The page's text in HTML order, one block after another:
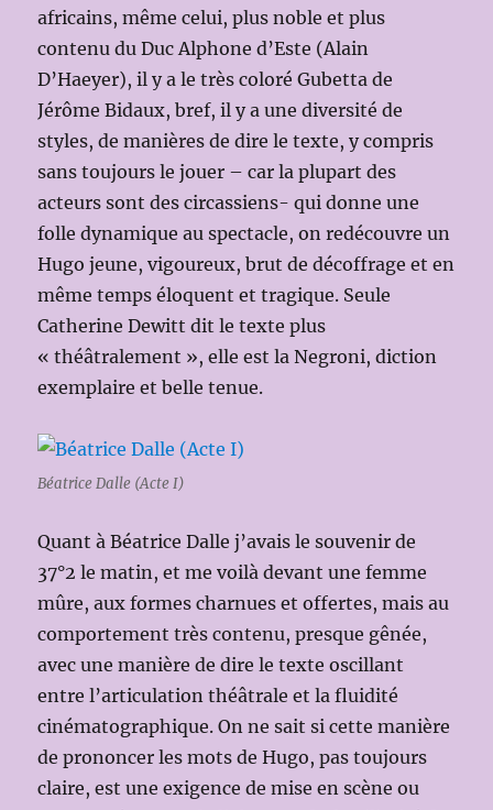
africains, même celui, plus noble et plus
contenu du Duc Alphone d’Este (Alain
D’Haeyer), il y a le très coloré Gubetta de
Jérôme Bidaux, bref, il y a une diversité de
styles, de manières de dire le texte, y compris
sans toujours le jouer – car la plupart des
acteurs sont des circassiens- qui donne une
folle dynamique au spectacle, on redécouvre un
Hugo jeune, vigoureux, brut de décoffrage et en
même temps éloquent et tragique. Seule
Catherine Dewitt dit le texte plus
« théâtralement », elle est la Negroni, diction
exemplaire et belle tenue.
Béatrice Dalle (Acte I)
Quant à Béatrice Dalle j’avais le souvenir de
37°2 le matin, et me voilà devant une femme
mûre, aux formes charnues et offertes, mais au
comportement très contenu, presque gênée,
avec une manière de dire le texte oscillant
entre l’articulation théâtrale et la fluidité
cinématographique. On ne sait si cette manière
de prononcer les mots de Hugo, pas toujours
claire, est une exigence de mise en scène ou